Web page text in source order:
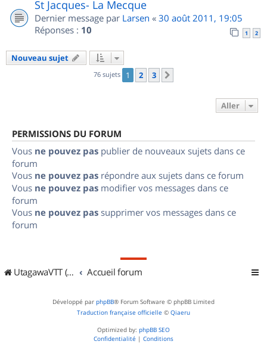
St Jacques- La Mecque
Dernier message par Larsen « 30 août 2011, 19:05
Réponses : 10 1 2
Nouveau sujet
76 sujets 1 2 3
Aller
PERMISSIONS DU FORUM
Vous ne pouvez pas publier de nouveaux sujets dans ce
forum
Vous ne pouvez pas répondre aux sujets dans ce forum
Vous ne pouvez pas modifier vos messages dans ce
forum
Vous ne pouvez pas supprimer vos messages dans ce
forum
UtagawaVTT (Randos VTT et VTTAE avec traces GPS) Accueil forum
Développé par phpBB® Forum Software © phpBB Limited
Traduction française officielle © Qiaeru
Optimized by: phpBB SEO
Confidentialité | Conditions